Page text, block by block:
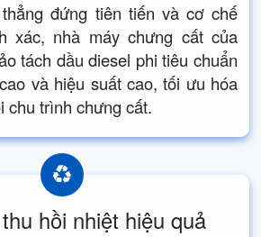
đứng tiên tiến và cơ chế
xác, nhà máy chưng cất của
tách dầu diesel phi tiêu chuẩn
và hiệu suất cao, tối ưu hóa
chu trình chưng cất.
hồi nhiệt hiệu quả